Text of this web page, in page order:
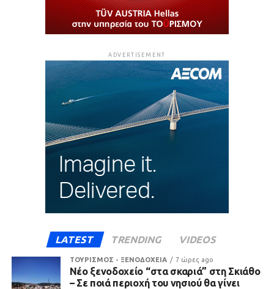
ADVERTISEMENT
LATEST TRENDING VIDEOS
ΤΟΥΡΙΣΜΟΣ - ΞΕΝΟΔΟΧΕΙΑ 7 ώρες ago
Νέο ξενοδοχείο “στα σκαριά” στη Σκιάθο
– Σε ποιά περιοχή του νησιού θα γίνει